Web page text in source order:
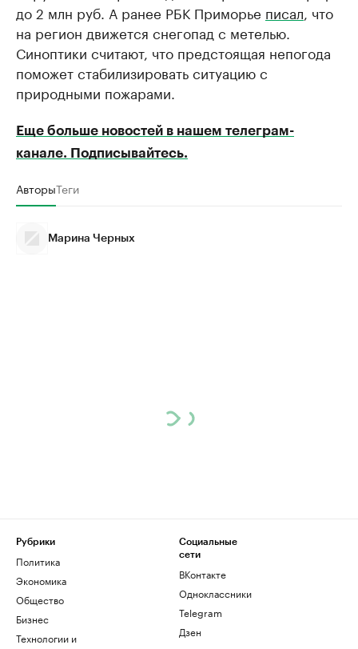
до 2 млн руб. А ранее РБК Приморье писал , что
на регион движется снегопад с метелью.
Синоптики считают, что предстоящая непогода
поможет стабилизировать ситуацию с
природными пожарами.
Еще больше новостей в нашем телеграм-
канале. Подписывайтесь.
АвторыТеги
Марина Черных
Рубрики
Политика
Экономика
Общество
Бизнес
Технологии и
Социальные
сети
ВКонтакте
Одноклассники
Telegram
Дзен